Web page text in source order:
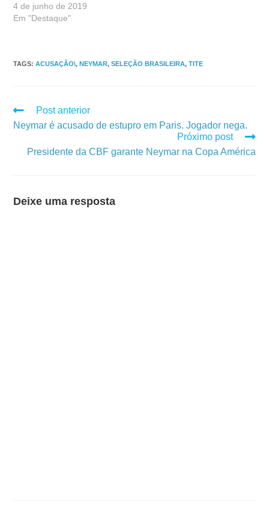
4 de junho de 2019
Em "Destaque"
TAGS:ACUSAÇÃO\, NEYMAR, SELEÇÃO BRASILEIRA, TITE
Post anterior
Neymar é acusado de estupro em Paris. Jogador nega.
Próximo post
Presidente da CBF garante Neymar na Copa América
Deixe uma resposta